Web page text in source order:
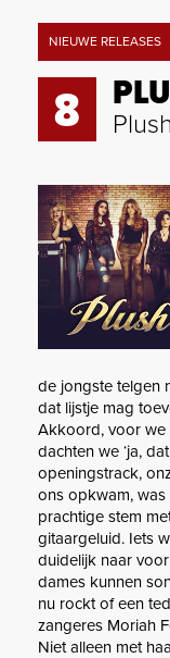
NIEUWE RELEASES
8 Plush
de jongste telgen
dat lijstje mag
Akkoord, voor we
dachten we ‘ja, dat
openingstrack,
ons opkwam,
prachtige stem
gitaargeluid. Iets
duidelijk naar
dames kunnen
nu rockt of een
zangeres Moriah
Niet alleen met